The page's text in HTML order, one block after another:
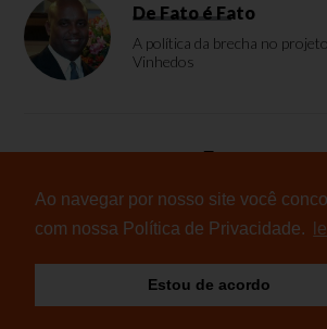
Ao navegar por nosso site você
com nossa Política de Privacidade.
Estou de acordo
De Fato é Fato
A política da brecha no
Vinhedos
Enquete